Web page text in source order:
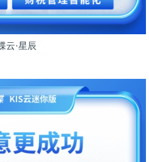
云·星辰